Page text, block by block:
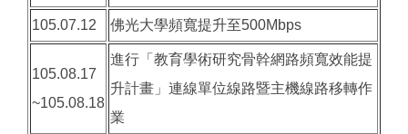
105.07.12 佛光大學頻寬提升至500Mbps
105.08.17
~105.08.18
進行「教育學術研究骨幹網路頻寬效能提
升計畫」連線單位線路暨主機線路移轉作
業